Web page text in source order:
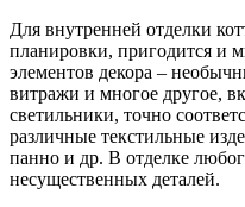
Для внутренней отделки
планировки, пригодится и
элементов декора –
витражи и многое другое,
светильники, точно
различные текстильные
панно и др. В отделке
несущественных деталей.